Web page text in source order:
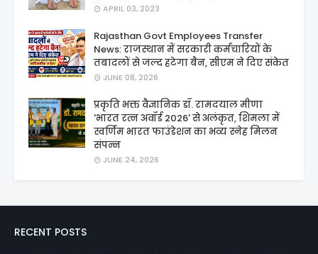
APRIL 03, 2023
Rajasthan Govt Employees Transfer
News: राजस्थान में सरकारी कर्मचारियों के
तबादलों से जल्द हटेगा बैन, सीएम ने दिए संकेत
JUNE 08, 2026
प्रकृति भक्त वैज्ञानिक डॉ. रामदयाल मीणा
'भारत रत्न अवॉर्ड 2026' से अलंकृत, शिमला में
स्वर्णिम भारत फाउंडेशन का भव्य स्नेह मिलन
संपन्न
JUNE 24, 2026
RECENT POSTS